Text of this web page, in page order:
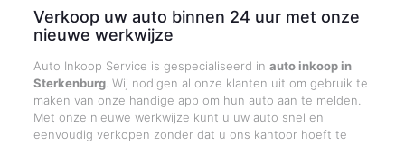
Verkoop uw auto binnen 24 uur met onze
nieuwe werkwijze
Auto Inkoop Service is gespecialiseerd in auto inkoop in
Sterkenburg. Wij nodigen al onze klanten uit om gebruik te
maken van onze handige app om hun auto aan te melden.
Met onze nieuwe werkwijze kunt u uw auto snel en
eenvoudig verkopen zonder dat u ons kantoor hoeft te